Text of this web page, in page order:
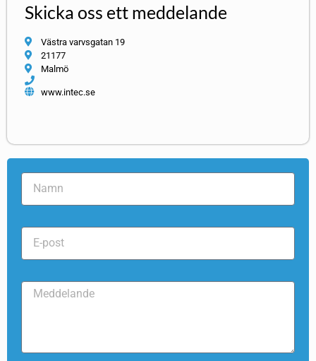
Skicka oss ett meddelande
Västra varvsgatan 19
21177
Malmö
www.intec.se